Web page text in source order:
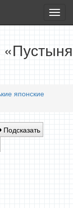
игры
«Пустыня
японские
Подсказать